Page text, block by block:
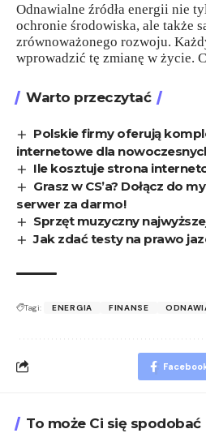
Odnawialne źródła energii nie
ochronie środowiska, ale także
zrównoważonego rozwoju.
wprowadzić tę zmianę w życie.
Warto przeczytać
Polskie firmy oferują
internetowe dla
Ile kosztuje strona
Grasz w CS’a? Dołącz do
serwer za darmo!
Sprzęt muzyczny
Jak zdać testy na prawo
Tagi: ENERGIA FINANSE
To może Ci się spodobać